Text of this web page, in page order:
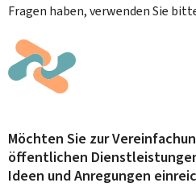
Fragen haben, verwenden Sie
Möchten Sie zur
öffentlichen
Ideen und Anregungen